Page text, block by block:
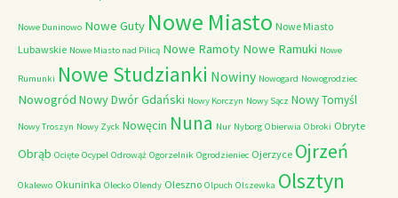
Nowe Duninowo Nowe Guty Nowe Miasto Nowe Miasto
Lubawskie Nowe Miasto nad Pilicą Nowe Ramoty Nowe Ramuki Nowe
Rumunki Nowe Studzianki Nowiny Nowogard Nowogrodziec
Nowogród Nowy Dwór Gdański Nowy Korczyn Nowy Sącz Nowy Tomyśl
Nowy Troszyn Nowy Zyck Nowęcin Nuna Nur Nyborg Obierwia Obroki Obryte
Obrąb Ocięte Ocypel Odrowąż Ogorzelnik Ogrodzieniec Ojerzyce Ojrzeń
Okalewo Okuninka Olecko Olendy Oleszno Olpuch Olszewka Olsztyn